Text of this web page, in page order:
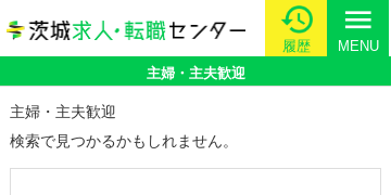
履歴
menu
MENU
主婦・主夫歓迎
主婦・主夫歓迎
検索で見つかるかもしれません。